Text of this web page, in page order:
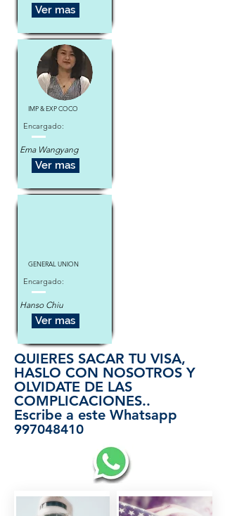
Ver mas
IMP & EXP COCO
Encargado:
Ema Wangyang
Ver mas
GENERAL UNION
Encargado:
Hanso Chiu
Ver mas
QUIERES SACAR TU VISA,
HASLO CON NOSOTROS Y
OLVIDATE DE LAS
COMPLICACIONES..
Escribe a este Whatsapp
997048410